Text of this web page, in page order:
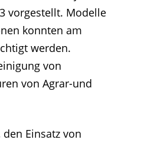
vorgestellt. Modelle
konnten am
werden.
von
von Agrar-und
den Einsatz von